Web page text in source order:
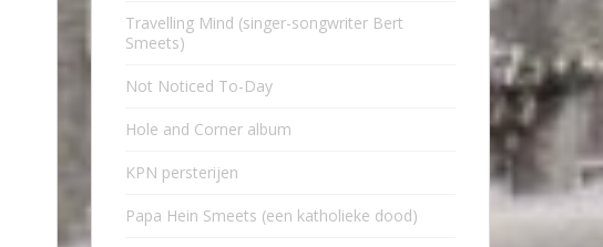
Travelling Mind (singer-songwriter Bert
Smeets)
Not Noticed To-Day
Hole and Corner album
KPN persterijen
Papa Hein Smeets (een katholieke dood)